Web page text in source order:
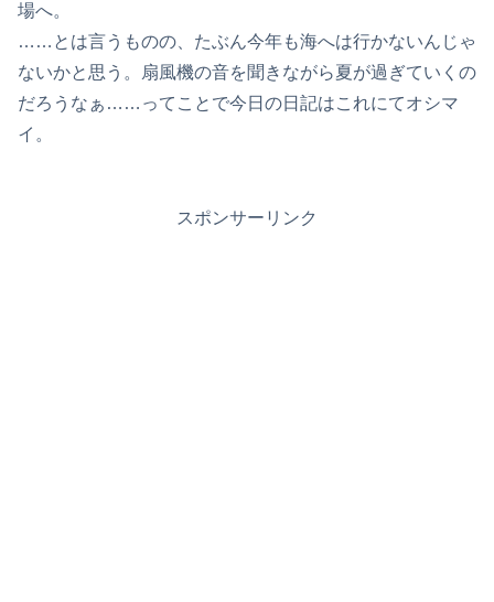
場へ。
……とは言うものの、たぶん今年も海へは行かないんじゃ
ないかと思う。扇風機の音を聞きながら夏が過ぎていくの
だろうなぁ……ってことで今日の日記はこれにてオシマ
イ。
スポンサーリンク